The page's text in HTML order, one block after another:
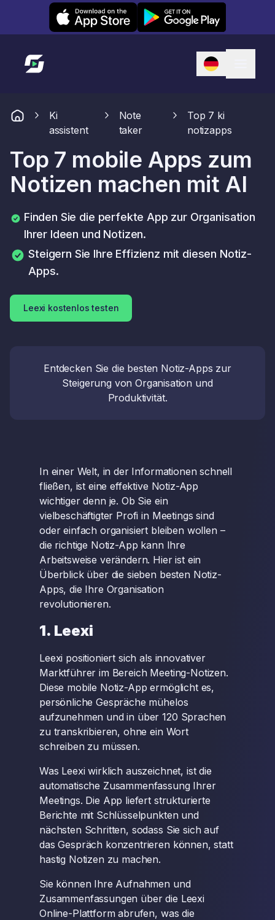
Leexi on iOS Leexi on Android
Link zur Startseite
Ki
assistent
Note
taker
Top 7 ki
notizapps
Top 7 mobile Apps zum
Notizen machen mit AI
Finden Sie die perfekte App zur Organisation
Ihrer Ideen und Notizen.
Steigern Sie Ihre Effizienz mit diesen Notiz-
Apps.
Leexi kostenlos testen
Entdecken Sie die besten Notiz-Apps zur
Steigerung von Organisation und
Produktivität.
In einer Welt, in der Informationen schnell
fließen, ist eine effektive Notiz-App
wichtiger denn je. Ob Sie ein
vielbeschäftigter Profi in Meetings sind
oder einfach organisiert bleiben wollen –
die richtige Notiz-App kann Ihre
Arbeitsweise verändern. Hier ist ein
Überblick über die sieben besten Notiz-
Apps, die Ihre Organisation
revolutionieren.
1. Leexi
Leexi positioniert sich als innovativer
Marktführer im Bereich Meeting-Notizen.
Diese mobile Notiz-App ermöglicht es,
persönliche Gespräche mühelos
aufzunehmen und in über 120 Sprachen
zu transkribieren, ohne ein Wort
schreiben zu müssen.
Was Leexi wirklich auszeichnet, ist die
automatische Zusammenfassung Ihrer
Meetings. Die App liefert strukturierte
Berichte mit Schlüsselpunkten und
nächsten Schritten, sodass Sie sich auf
das Gespräch konzentrieren können, statt
hastig Notizen zu machen.
Sie können Ihre Aufnahmen und
Zusammenfassungen über die Leexi
Online-Plattform abrufen, was die